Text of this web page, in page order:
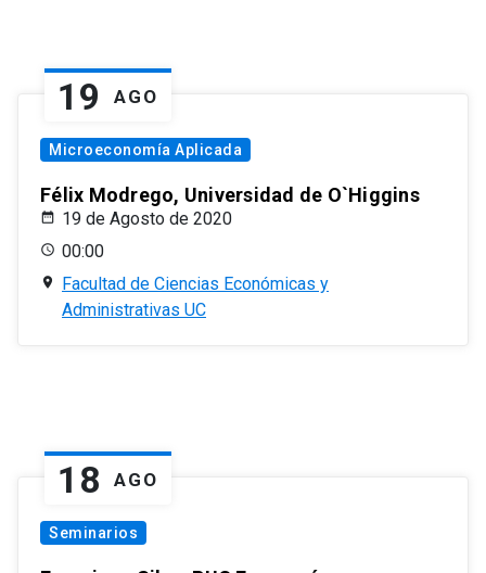
19 AGO
Microeconomía Aplicada
Félix Modrego, Universidad de O`Higgins
19 de Agosto de 2020
00:00
Facultad de Ciencias Económicas y
Administrativas UC
18 AGO
Seminarios